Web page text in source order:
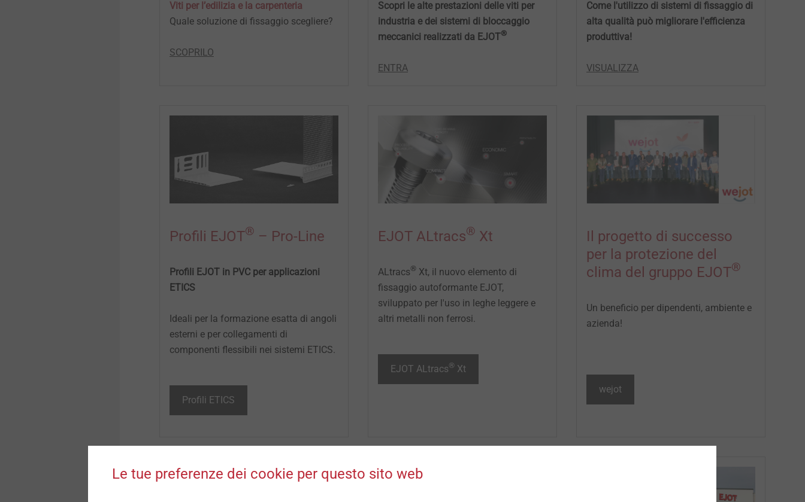
Viti per l’edilizia e la carpenteria
Quale soluzione di fissaggio scegliere?
SCOPRILO
Profili EJOT® – Pro-Line
Profili EJOT in PVC per applicazioni
ETICS
Ideali per la formazione esatta di angoli
esterni e per collegamenti di
componenti flessibili nei sistemi ETICS.
Profili ETICS
Scopri le alte prestazioni delle viti per
industria e dei sistemi di bloccaggio
meccanici realizzati da EJOT®
ENTRA
EJOT ALtracs® Xt
ALtracs®Xt, il nuovo elemento di
fissaggio autoformante EJOT,
sviluppato per l'uso in leghe leggere e
altri metalli non ferrosi.
EJOT ALtracs® Xt
Come l'utilizzo di sistemi di fissaggio di
alta qualità può migliorare l'efficienza
produttiva!
VISUALIZZA
Il progetto di successo
per la protezione del
clima del gruppo EJOT®
Un beneficio per dipendenti, ambiente e
azienda!
wejot
Le tue preferenze dei cookie per questo sito web